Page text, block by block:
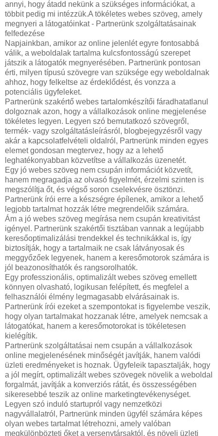
annyi, hogy átadd nekünk a szükséges információkat, a
többit pedig mi intézzük.A tökéletes webes szöveg, amely
megnyeri a látogatóinkat - Partnerünk szolgáltatásainak
felfedezése
Napjainkban, amikor az online jelenlét egyre fontosabbá
válik, a weboldalak tartalma kulcsfontosságú szerepet
játszik a látogatók megnyerésében. Partnerünk pontosan
érti, milyen típusú szövegre van szüksége egy weboldalnak
ahhoz, hogy felkeltse az érdeklődést, és vonzza a
potenciális ügyfeleket.
Partnerünk szakértő webes tartalomkészítői fáradhatatlanul
dolgoznak azon, hogy a vállalkozások online megjelenése
tökéletes legyen. Legyen szó bemutatkozó szövegről,
termék- vagy szolgáltatásleírásról, blogbejegyzésről vagy
akár a kapcsolatfelvételi oldalról, Partnerünk minden egyes
elemet gondosan megtervez, hogy az a lehető
leghatékonyabban közvetítse a vállalkozás üzenetét.
Egy jó webes szöveg nem csupán információt közvetít,
hanem megragadja az olvasó figyelmét, érzelmi szinten is
megszólítja őt, és végső soron cselekvésre ösztönzi.
Partnerünk írói erre a készségre épílenek, amikor a lehető
legjobb tartalmat hozzák létre megrendelőik számára.
Ám a jó webes szöveg megírása nem csupán kreativitást
igényel. Partnerünk szakértői tisztában vannak a legújabb
keresőoptimalizálási trendekkel és technikákkal is, így
biztosítják, hogy a tartalmaik ne csak látványosak és
meggyőzőek legyenek, hanem a keresőmotorok számára is
jól beazonosíthatók és rangsorolhatók.
Egy professzionális, optimalizált webes szöveg emellett
könnyen olvasható, logikusan felépített, és megfelel a
felhasználói élmény legmagasabb elvárásainak is.
Partnerünk írói ezeket a szempontokat is figyelembe veszik,
hogy olyan tartalmakat hozzanak létre, amelyek nemcsak a
látogatókat, hanem a keresőmotorokat is tökéletesen
kielégítik.
Partnerünk szolgáltatásai nem csupán a vállalkozások
online megjelenésének minőségét javítják, hanem valódi
üzleti eredményeket is hoznak. Ügyfeleik tapasztalják, hogy
a jól megírt, optimalizált webes szövegek növelik a weboldal
forgalmát, javítják a konverziós rátát, és összességében
sikeresebbé teszik az online marketingtevékenységet.
Legyen szó induló startupról vagy nemzetközi
nagyvállalatról, Partnerünk minden ügyfél számára képes
olyan webes tartalmat létrehozni, amely valóban
megkülönbözteti őket a versenytársaktól, és növeli üzleti